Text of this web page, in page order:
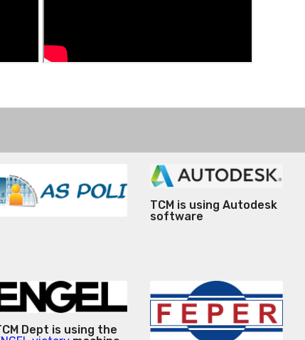
TCM is using Autodesk
software
Dept is using the